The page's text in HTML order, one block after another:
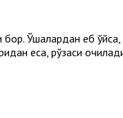
Ўшалардан еб
еса, рўзаси